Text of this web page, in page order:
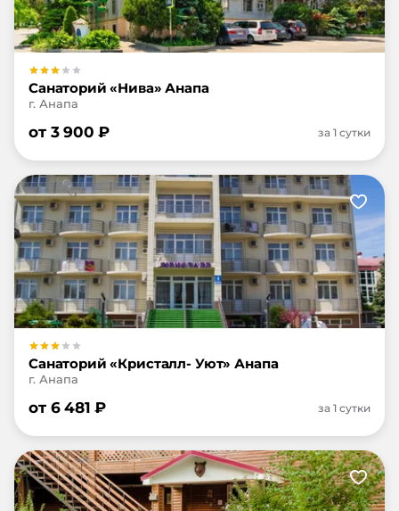
Санаторий «Нива» Анапа
г. Анапа
от 3 900 ₽ за 1 сутки
Санаторий «Кристалл- Уют» Анапа
г. Анапа
от 6 481 ₽ за 1 сутки